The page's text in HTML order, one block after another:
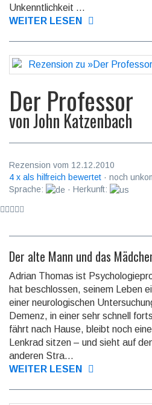
Unkenntlichkeit ...
WEITER LESEN
Der Professor
vonJohn Katzenbach
Rezension vom 12.12.2010
4 x als hilfreich bewertet · noch
Sprache:
· Herkunft:
Der alte Mann und das
Adrian Thomas ist
hat beschlossen, seinem Leben
einer neurologischen
Demenz, in einer sehr schnell
fährt nach Hause, bleibt noch
Lenkrad sitzen – und sieht auf
anderen Stra...
WEITER LESEN